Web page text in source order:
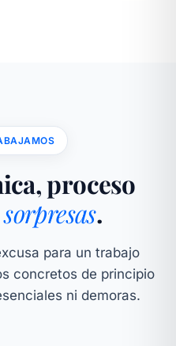
proceso
.
para un trabajo
concretos de principio
ni demoras.